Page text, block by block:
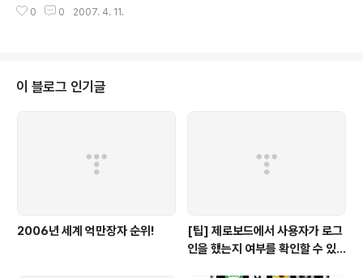
볼까 합니다. 물론, 몇 달 걸리겠지만요... ㅋ 요즘 제 블로그
구늘려가다보면 되겠죠? ^_^ 그런 의미에서 친추마니 부탁합니다. ^^ 오후 7시
0 0 2007. 4. 11.
이 블로그 인기글
2006년 세계 억만장자 순위!
[팁] 제로보드에서 사용자가 로그
인을 했는지 여부를 확인할 수 있